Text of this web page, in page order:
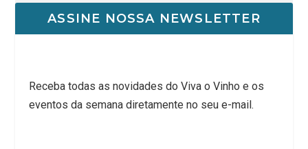
ASSINE NOSSA NEWSLETTER
Receba todas as novidades do Viva o Vinho e os
eventos da semana diretamente no seu e-mail.